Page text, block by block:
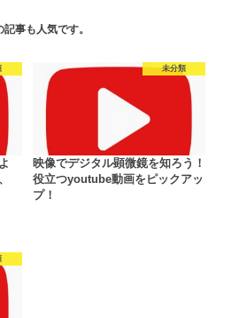
記事も人気です。
未分類
映像でデジタル顕微鏡を知ろう！
役立つyoutube動画をピックアッ
プ！